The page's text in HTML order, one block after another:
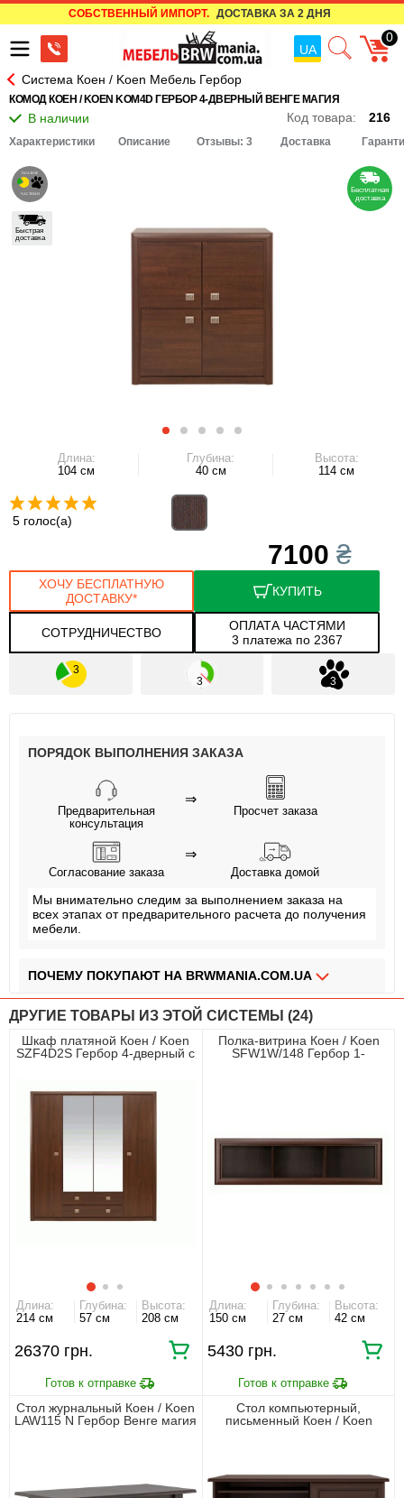
СОБСТВЕННЫЙ ИМПОРТ. ДОСТАВКА ЗА 2 ДНЯ
UA
0
Система Коен / Koen Мебель Гербор
КОМОД КОЕН / KOEN KOM4D ГЕРБОР 4-ДВЕРНЫЙ ВЕНГЕ МАГИЯ
Код товара: 216
Характеристики Описание Отзывы: 3 Доставка
Длина:
104 см
Глубина:
40 см
Высота:
114 см
5 голос(а)
7100₴
КУПИТЬ
СОТРУДНИЧЕСТВО
ХОЧУ БЕСПЛАТНУЮ
ДОСТАВКУ*
ОПЛАТА ЧАСТЯМИ
3 платежа по 2367
ПОРЯДОК ВЫПОЛНЕНИЯ ЗАКАЗА
Предварительная
консультация
⇒
Просчет заказа
Согласование заказа
⇒
Доставка домой
Мы внимательно следим за выполнением заказа на
всех этапах от предварительного расчета до получения
мебели.
ПОЧЕМУ ПОКУПАЮТ НА BRWMANIA.COM.UA
ДОСТАВКА ЗА 2 ДНЯ
ПЛАТИ АВАНС, А ОСТАЛЬНОЕ ПРИ ПОЛУЧЕНИИ
ОПЛАТА ЧАСТЯМИ БЕЗ КОМИССИИ
ДРУГИЕ ТОВАРЫ ИЗ ЭТОЙ СИСТЕМЫ (24)
Шкаф платяной Коен / Koen
SZF4D2S Гербор 4-дверный с
Длина:
214 см
Глубина:
57 см
Высота:
208 см
26370 грн.
Полка-витрина Коен / Koen
SFW1W/148 Гербор 1-
Длина:
150 см
Глубина:
27 см
Высота:
42 см
5430 грн.
Стол журнальный Коен / Koen
LAW115 N Гербор Венге магия
Стол компьютерный,
письменный Коен / Koen